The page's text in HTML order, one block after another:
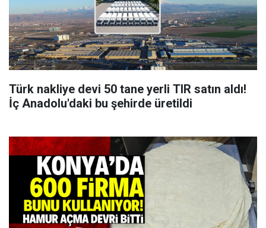
Türk nakliye devi 50 tane yerli TIR satın aldı!
İç Anadolu'daki bu şehirde üretildi